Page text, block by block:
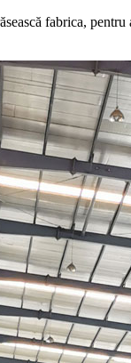
fabrica, pentru